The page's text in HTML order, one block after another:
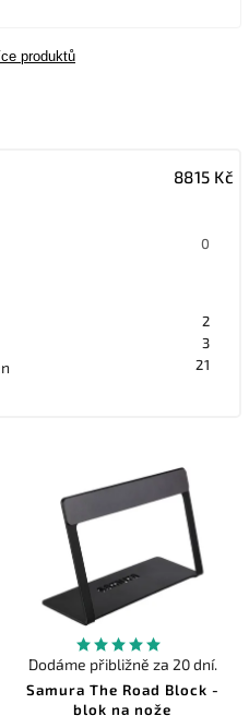
produktů
8815 Kč
0
2
3
21
Samura The Road Block -
blok na nože
Dodáme přibližně za 20 dní.